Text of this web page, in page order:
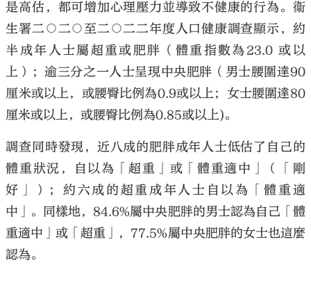
是高估，都可增加心理壓力並導致不健康的行為。衞
生署二○二○至二○二二年度人口健康調查顯示，約
半成年人士屬超重或肥胖（體重指數為23.0 或以
上）；逾三分之一人士呈現中央肥胖（男士腰圍達90
厘米或以上，或腰臀比例為0.9或以上；女士腰圍達80
厘米或以上，或腰臀比例為0.85或以上)。
調查同時發現，近八成的肥胖成年人士低估了自己的
體重狀況，自以為「超重」或「體重適中」（「剛
好」）；約六成的超重成年人士自以為「體重適
中」。同樣地，84.6%屬中央肥胖的男士認為自己「體
重適中」或「超重」，77.5%屬中央肥胖的女士也這麼
認為。